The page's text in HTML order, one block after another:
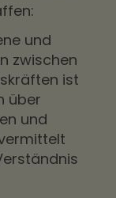
und
zwischen
ist
über
und